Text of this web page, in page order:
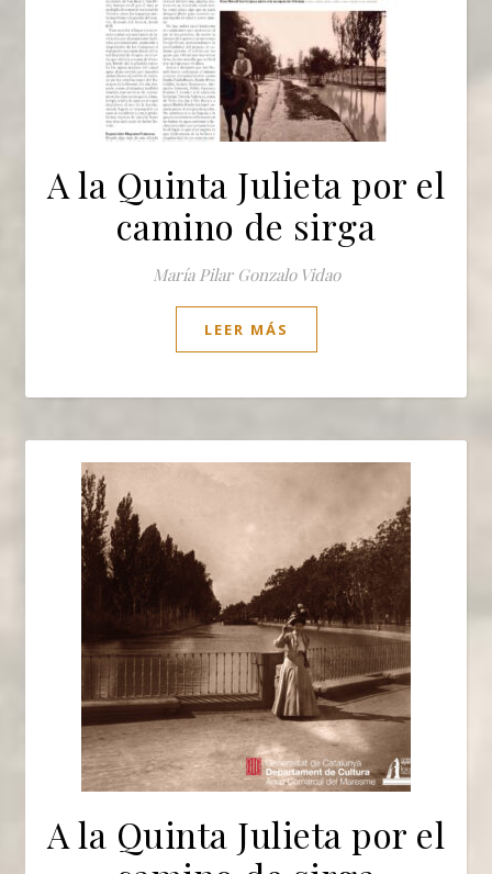
A la Quinta Julieta por el
camino de sirga
María Pilar Gonzalo Vidao
LEER MÁS
A la Quinta Julieta por el